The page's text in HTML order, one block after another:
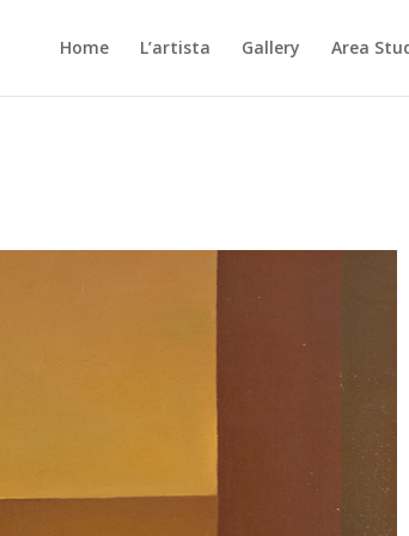
Home L’artista Gallery Area